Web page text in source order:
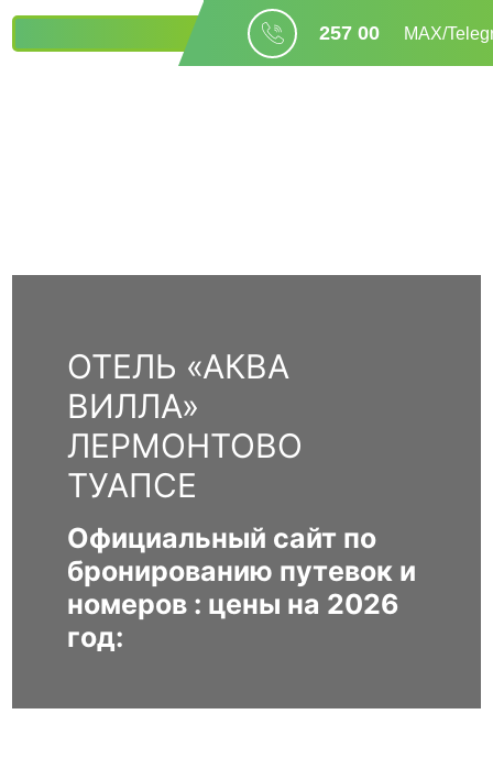
257 00 МАХ/
ОТЕЛЬ «АКВА
ВИЛЛА»
ЛЕРМОНТОВО
ТУАПСЕ
Официальный сайт по
бронированию путевок и
номеров : цены на 2026
год: